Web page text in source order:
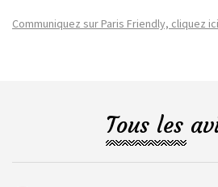
Communiquez sur Paris Friendly, cliquez ici
Tous les